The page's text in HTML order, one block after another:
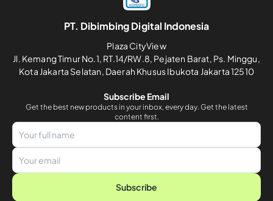
PT. Dibimbing Digital Indonesia
Plaza CityView
Jl. Kemang Timur No.1, RT.14/RW.8, Pejaten Barat, Ps. Minggu,
Kota Jakarta Selatan, Daerah Khusus Ibukota Jakarta 12510
Subscribe Email
Get the best new products in your inbox, every day. Get the latest
content first.
Subscribe